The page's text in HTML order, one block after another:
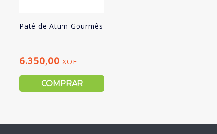
Paté de Atum Gourmês
6.350,00 XOF
COMPRAR